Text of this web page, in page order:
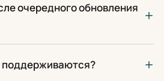
очередного обновления
поддерживаются?